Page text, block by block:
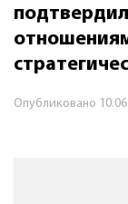
Опубликовано